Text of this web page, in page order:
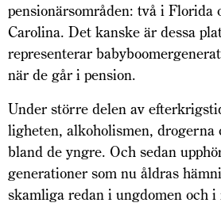
pensionärsområden: två i Florida
Carolina. Det kanske är dessa
representerar
när de går i pension.
Under större delen av
ligheten, alkoholismen,
bland de yngre. Och sedan
generationer som nu åldras
skamliga redan i ungdomen och